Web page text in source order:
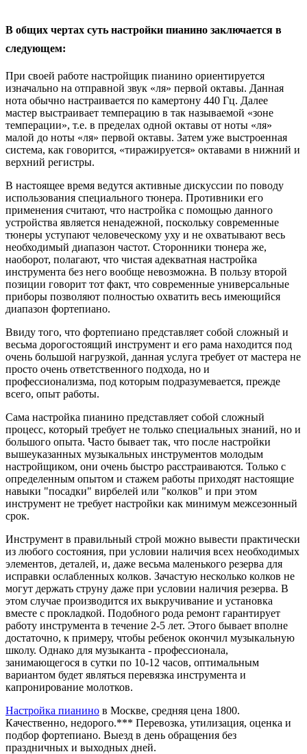
В общих чертах суть настройки пианино заключается в
следующем:
При своей работе настройщик пианино ориентируется
изначально на отправной звук «ля» первой октавы. Данная
нота обычно настраивается по камертону 440 Гц. Далее
мастер выстраивает темперацию в так называемой «зоне
темперации», т.е. в пределах одной октавы от ноты «ля»
малой до ноты «ля» первой октавы. Затем уже выстроенная
система, как говорится, «тиражируется» октавами в нижний и
верхний регистры.
В настоящее время ведутся активные дискуссии по поводу
использования специального тюнера. Противники его
применения считают, что настройка с помощью данного
устройства является ненадежной, поскольку современные
тюнеры уступают человеческому уху и не охватывают весь
необходимый диапазон частот. Сторонники тюнера же,
наоборот, полагают, что чистая адекватная настройка
инструмента без него вообще невозможна. В пользу второй
позиции говорит тот факт, что современные универсальные
приборы позволяют полностью охватить весь имеющийся
диапазон фортепиано.
Ввиду того, что фортепиано представляет собой сложный и
весьма дорогостоящий инструмент и его рама находится под
очень большой нагрузкой, данная услуга требует от мастера не
просто очень ответственного подхода, но и
профессионализма, под которым подразумевается, прежде
всего, опыт работы.
Сама настройка пианино представляет собой сложный
процесс, который требует не только специальных знаний, но и
большого опыта. Часто бывает так, что после настройки
вышеуказанных музыкальных инструментов молодым
настройщиком, они очень быстро расстраиваются. Только с
определенным опытом и стажем работы приходят настоящие
навыки "посадки" вирбелей или "колков" и при этом
инструмент не требует настройки как минимум межсезонный
срок.
Инструмент в правильный строй можно вывести практически
из любого состояния, при условии наличия всех необходимых
элементов, деталей, и, даже весьма маленького резерва для
исправки ослабленных колков. Зачастую несколько колков не
могут держать струну даже при условии наличия резерва. В
этом случае производится их выкручивание и установка
вместе с прокладкой. Подобного рода ремонт гарантирует
работу инструмента в течение 2-5 лет. Этого бывает вполне
достаточно, к примеру, чтобы ребенок окончил музыкальную
школу. Однако для музыканта - профессионала,
занимающегося в сутки по 10-12 часов, оптимальным
вариантом будет являться перевязка инструмента и
капронирование молотков.
Настройка пианино в Москве, средняя цена 1800.
Качественно, недорого.*** Перевозка, утилизация, оценка и
подбор фортепиано. Выезд в день обращения без
праздничных и выходных дней.